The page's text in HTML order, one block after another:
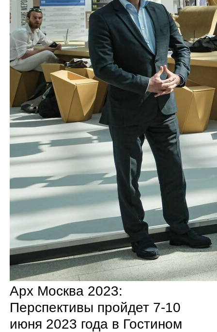
Арх Москва 2023:
Перспективы пройдет 7-10
июня 2023 года в Гостином